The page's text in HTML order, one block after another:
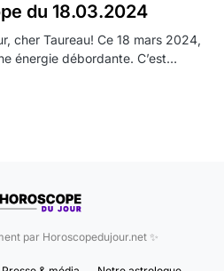
du 18.03.2024
cher Taureau! Ce 18 mars 2024,
énergie débordante. C’est…
par Horoscopedujour.net ✨